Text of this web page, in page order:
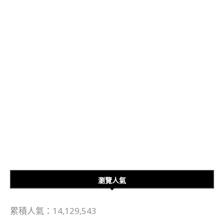
瀏覽人氣
累積人氣：14,129,543